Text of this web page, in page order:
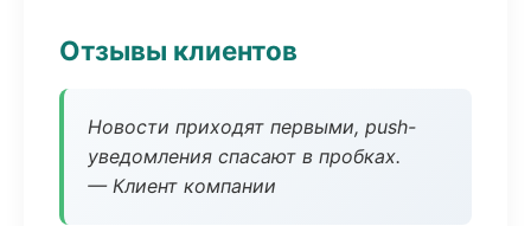
Отзывы клиентов
Новости приходят первыми, push-
уведомления спасают в пробках.
— Клиент компании